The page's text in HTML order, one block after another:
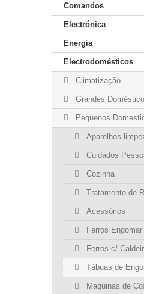
Comandos
Electrónica
Energia
Electrodomésticos
Climatização
Grandes
Pequenos
Aparelhos
Cuidados
Cozinha
Tratamento de
Acessórios
Ferros Engomar
Ferros c/
Tábuas de
Maquinas de